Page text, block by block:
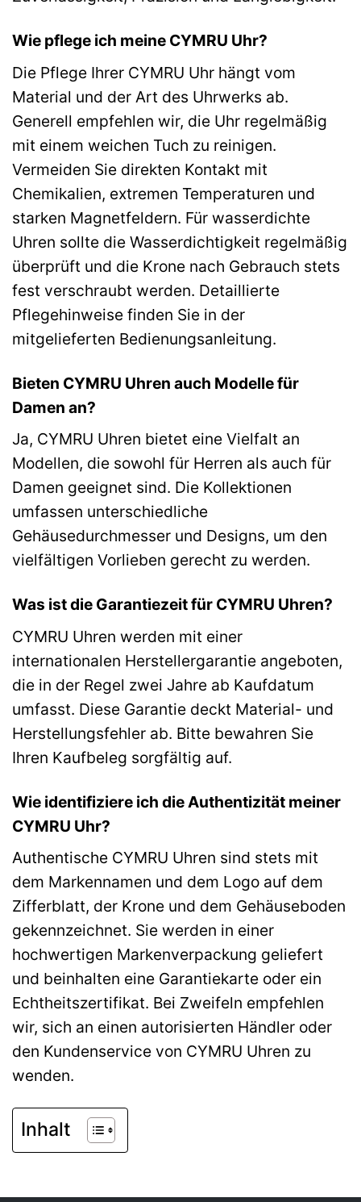
Wie pflege ich meine CYMRU Uhr?
Die Pflege Ihrer CYMRU Uhr hängt vom
Material und der Art des Uhrwerks ab.
Generell empfehlen wir, die Uhr regelmäßig
mit einem weichen Tuch zu reinigen.
Vermeiden Sie direkten Kontakt mit
Chemikalien, extremen Temperaturen und
starken Magnetfeldern. Für wasserdichte
Uhren sollte die Wasserdichtigkeit regelmäßig
überprüft und die Krone nach Gebrauch stets
fest verschraubt werden. Detaillierte
Pflegehinweise finden Sie in der
mitgelieferten Bedienungsanleitung.
Bieten CYMRU Uhren auch Modelle für
Damen an?
Ja, CYMRU Uhren bietet eine Vielfalt an
Modellen, die sowohl für Herren als auch für
Damen geeignet sind. Die Kollektionen
umfassen unterschiedliche
Gehäusedurchmesser und Designs, um den
vielfältigen Vorlieben gerecht zu werden.
Was ist die Garantiezeit für CYMRU Uhren?
CYMRU Uhren werden mit einer
internationalen Herstellergarantie angeboten,
die in der Regel zwei Jahre ab Kaufdatum
umfasst. Diese Garantie deckt Material- und
Herstellungsfehler ab. Bitte bewahren Sie
Ihren Kaufbeleg sorgfältig auf.
Wie identifiziere ich die Authentizität meiner
CYMRU Uhr?
Authentische CYMRU Uhren sind stets mit
dem Markennamen und dem Logo auf dem
Zifferblatt, der Krone und dem Gehäuseboden
gekennzeichnet. Sie werden in einer
hochwertigen Markenverpackung geliefert
und beinhalten eine Garantiekarte oder ein
Echtheitszertifikat. Bei Zweifeln empfehlen
wir, sich an einen autorisierten Händler oder
den Kundenservice von CYMRU Uhren zu
wenden.
Inhalt